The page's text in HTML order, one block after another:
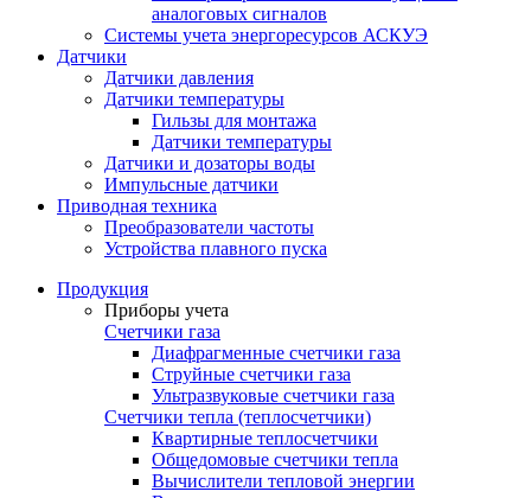
аналоговых сигналов
Системы учета энергоресурсов АСКУЭ
Датчики
Датчики давления
Датчики температуры
Гильзы для монтажа
Датчики температуры
Датчики и дозаторы воды
Импульсные датчики
Приводная техника
Преобразователи частоты
Устройства плавного пуска
Продукция
Приборы учета
Счетчики газа
Диафрагменные счетчики газа
Струйные счетчики газа
Ультразвуковые счетчики газа
Счетчики тепла (теплосчетчики)
Квартирные теплосчетчики
Общедомовые счетчики тепла
Вычислители тепловой энергии